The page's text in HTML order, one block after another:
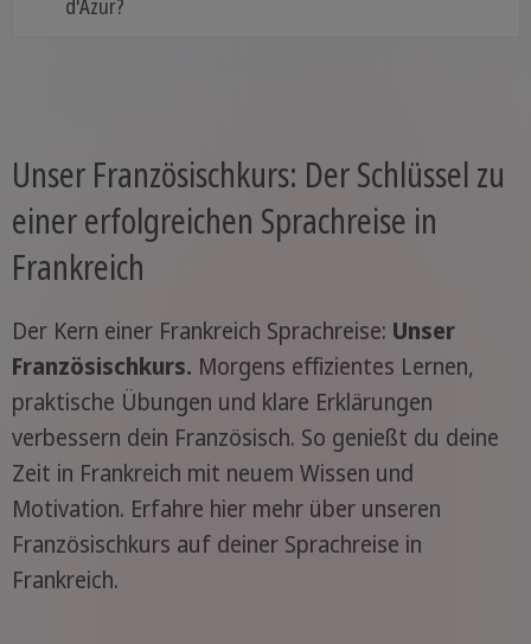
d'Azur?
Unser Französischkurs: Der Schlüssel zu
einer erfolgreichen Sprachreise in
Frankreich
Der Kern einer Frankreich Sprachreise: Unser
Französischkurs. Morgens effizientes Lernen,
praktische Übungen und klare Erklärungen
verbessern dein Französisch. So genießt du deine
Zeit in Frankreich mit neuem Wissen und
Motivation. Erfahre hier mehr über unseren
Französischkurs auf deiner Sprachreise in
Frankreich.